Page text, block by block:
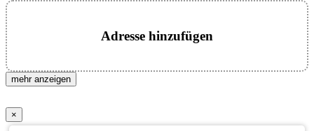
Adresse hinzufügen
mehr anzeigen
×